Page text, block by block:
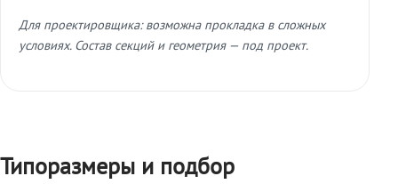
Для проектировщика: возможна прокладка в сложных
условиях. Состав секций и геометрия — под проект.
Типоразмеры и подбор